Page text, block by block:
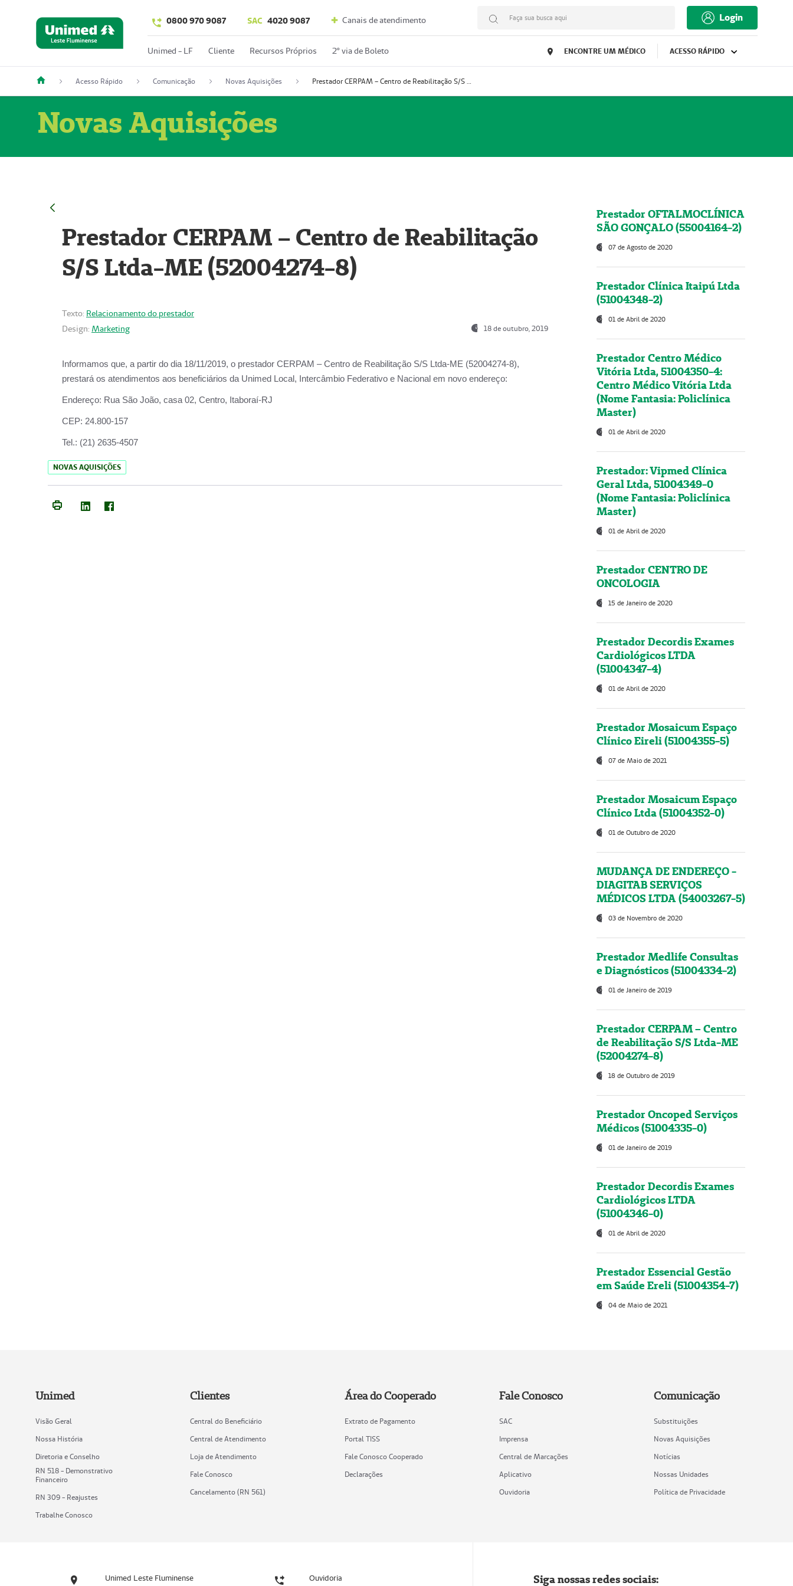
0800 970 9087 SAC 4020 9087 Canais de atendimento Faça sua busca aqui Login
Unimed - LF Cliente Recursos Próprios 2º via de Boleto ENCONTRE UM MÉDICO ACESSO RÁPIDO
Acesso Rápido Comunicação Novas Aquisições Prestador CERPAM – Centro de Reabilitação S/S Ltda-ME (52004274-8)
Novas Aquisições
Prestador CERPAM – Centro de Reabilitação
S/S Ltda-ME (52004274-8)
Texto: Relacionamento do prestador
Design: Marketing 18 de outubro, 2019
Informamos que, a partir do dia 18/11/2019, o prestador CERPAM – Centro de Reabilitação S/S Ltda-ME (52004274-8),
prestará os atendimentos aos beneficiários da Unimed Local, Intercâmbio Federativo e Nacional em novo endereço:
Endereço: Rua São João, casa 02, Centro, Itaboraí-RJ
CEP: 24.800-157
Tel.: (21) 2635-4507
NOVAS AQUISIÇÕES
Prestador OFTALMOCLÍNICA
SÃO GONÇALO (55004164-2)
07 de Agosto de 2020
Prestador Clínica Itaipú Ltda
(51004348-2)
01 de Abril de 2020
Prestador Centro Médico
Vitória Ltda, 51004350-4:
Centro Médico Vitória Ltda
(Nome Fantasia: Policlínica
Master)
01 de Abril de 2020
Prestador: Vipmed Clínica
Geral Ltda, 51004349-0
(Nome Fantasia: Policlínica
Master)
01 de Abril de 2020
Prestador CENTRO DE
ONCOLOGIA
15 de Janeiro de 2020
Prestador Decordis Exames
Cardiológicos LTDA
(51004347-4)
01 de Abril de 2020
Prestador Mosaicum Espaço
Clínico Eireli (51004355-5)
07 de Maio de 2021
Prestador Mosaicum Espaço
Clínico Ltda (51004352-0)
01 de Outubro de 2020
MUDANÇA DE ENDEREÇO -
DIAGITAB SERVIÇOS
MÉDICOS LTDA (54003267-5)
03 de Novembro de 2020
Prestador Medlife Consultas
e Diagnósticos (51004334-2)
01 de Janeiro de 2019
Prestador CERPAM – Centro
de Reabilitação S/S Ltda-ME
(52004274-8)
18 de Outubro de 2019
Prestador Oncoped Serviços
Médicos (51004335-0)
01 de Janeiro de 2019
Prestador Decordis Exames
Cardiológicos LTDA
(51004346-0)
01 de Abril de 2020
Prestador Essencial Gestão
em Saúde Ereli (51004354-7)
04 de Maio de 2021
Unimed
Visão Geral
Nossa História
Diretoria e Conselho
RN 518 - Demonstrativo
Financeiro
RN 309 - Reajustes
Trabalhe Conosco
Clientes
Central do Beneficiário
Central de Atendimento
Loja de Atendimento
Fale Conosco
Cancelamento (RN 561)
Área do Cooperado
Extrato de Pagamento
Portal TISS
Fale Conosco Cooperado
Declarações
Fale Conosco
SAC
Imprensa
Central de Marcações
Aplicativo
Ouvidoria
Comunicação
Substituições
Novas Aquisições
Notícias
Nossas Unidades
Política de Privacidade
Unimed Leste Fluminense Ouvidoria Siga nossas redes sociais: